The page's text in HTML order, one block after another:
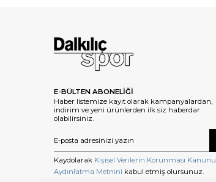
E-BÜLTEN ABONELİĞİ
Haber listemize kayıt olarak kampanyalardan,
indirim ve yeni ürünlerden ilk siz haberdar
olabilirsiniz.
Kaydolarak Kişisel Verilerin Korunması Kanunu
Aydınlatma Metnini kabul etmiş olursunuz.